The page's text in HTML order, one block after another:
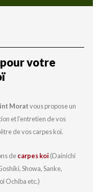
votre
Moratvous propose un
et l’entretien de vos
de vos carpes koï.
decarpes koï(Dainichi
Showa, Sanke,
Ochiba etc.)